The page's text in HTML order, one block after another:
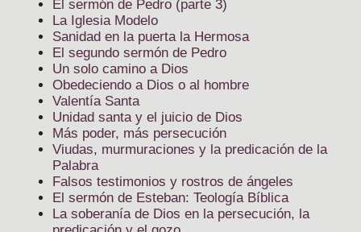
El sermón de Pedro (parte 3)
La Iglesia Modelo
Sanidad en la puerta la Hermosa
El segundo sermón de Pedro
Un solo camino a Dios
Obedeciendo a Dios o al hombre
Valentía Santa
Unidad santa y el juicio de Dios
Más poder, más persecución
Viudas, murmuraciones y la predicación de la
Palabra
Falsos testimonios y rostros de ángeles
El sermón de Esteban: Teología Bíblica
La soberanía de Dios en la persecución, la